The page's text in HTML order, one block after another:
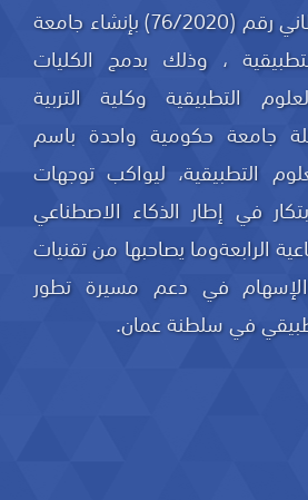
جاء المرسوم السلطاني رقم (76/2020) بإنشاء جامعة
، وذلك بدمج الكليات
التطبيقية وكلية التربية
جامعة حكومية واحدة باسم
التطبيقية، ليواكب توجهات
في إطار الذكاء الاصطناعي
الرابعةوما يصاحبها من تقنيات
في دعم مسيرة تطور
في سلطنة عمان.